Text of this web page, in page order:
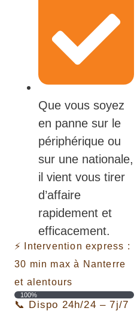
Que vous soyez
en panne sur le
périphérique ou
sur une nationale,
il vient vous tirer
d’affaire
rapidement et
efficacement.
⚡️ Intervention express :
30 min max à Nanterre
et alentours
100%
📞 Dispo 24h/24 – 7j/7